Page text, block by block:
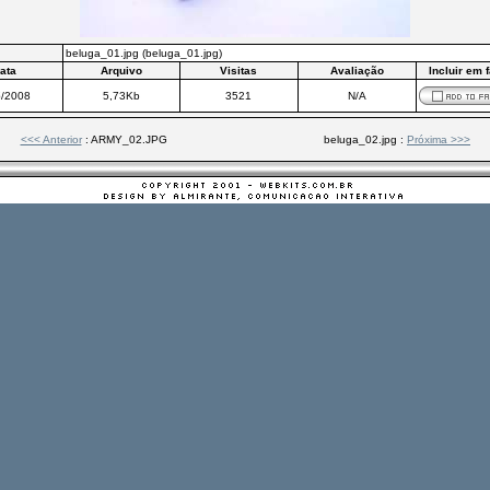
beluga_01.jpg (beluga_01.jpg)
Arquivo Visitas Avaliação Incluir em
2008 5,73Kb 3521 N/A
<<< Anterior: ARMY_02.JPG beluga_02.jpg : Próxima >>>